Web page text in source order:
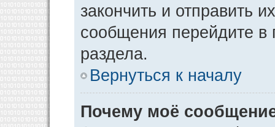
закончить и отправить
сообщения перейдите в
раздела.
Вернуться к началу
Почему моё